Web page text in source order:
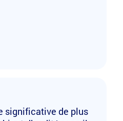
significative de plus